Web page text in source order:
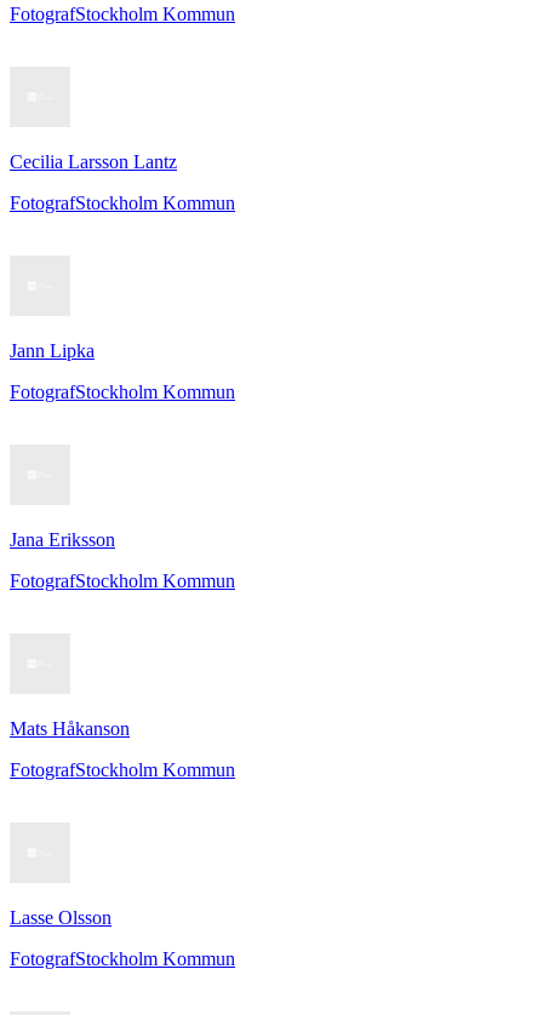
FotografStockholm Kommun
Cecilia Larsson Lantz
FotografStockholm Kommun
Jann Lipka
FotografStockholm Kommun
Jana Eriksson
FotografStockholm Kommun
Mats Håkanson
FotografStockholm Kommun
Lasse Olsson
FotografStockholm Kommun